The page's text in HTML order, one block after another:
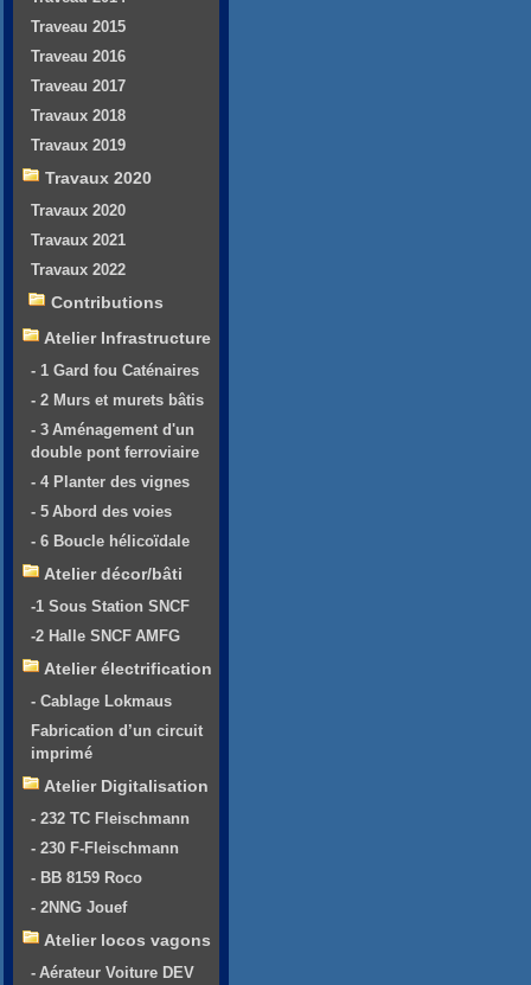
Traveau 2015
Traveau 2016
Traveau 2017
Travaux 2018
Travaux 2019
Travaux 2020
Travaux 2020
Travaux 2021
Travaux 2022
Contributions
Atelier Infrastructure
- 1 Gard fou Caténaires
- 2 Murs et murets bâtis
- 3 Aménagement d'un
double pont ferroviaire
- 4 Planter des vignes
- 5 Abord des voies
- 6 Boucle hélicoïdale
Atelier décor/bâti
-1 Sous Station SNCF
-2 Halle SNCF AMFG
Atelier électrification
- Cablage Lokmaus
Fabrication d’un circuit
imprimé
Atelier Digitalisation
- 232 TC Fleischmann
- 230 F-Fleischmann
- BB 8159 Roco
- 2NNG Jouef
Atelier locos vagons
- Aérateur Voiture DEV